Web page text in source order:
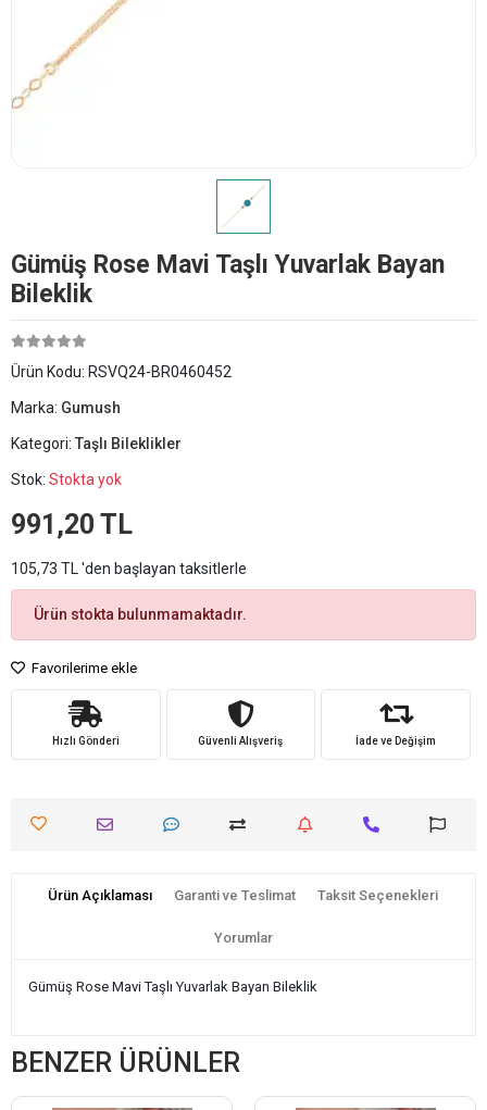
Gümüş Rose Mavi Taşlı Yuvarlak Bayan
Bileklik
Ürün Kodu: RSVQ24-BR0460452
Marka: Gumush
Kategori: Taşlı Bileklikler
Stok: Stokta yok
991,20 TL
105,73 TL 'den başlayan taksitlerle
Ürün stokta bulunmamaktadır.
Favorilerime ekle
Hızlı Gönderi Güvenli Alışveriş İade ve Değişim
Ürün Açıklaması Garanti ve Teslimat Taksit Seçenekleri
Yorumlar
Gümüş Rose Mavi Taşlı Yuvarlak Bayan Bileklik
BENZER ÜRÜNLER